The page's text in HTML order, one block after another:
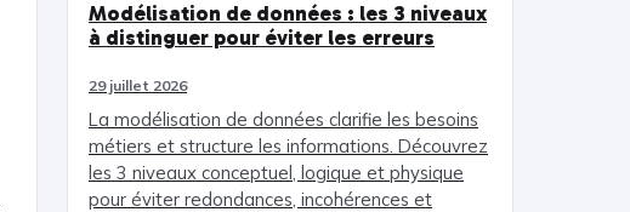
Modélisation de données : les 3 niveaux
à distinguer pour éviter les erreurs
29 juillet 2026
La modélisation de données clarifie les besoins
métiers et structure les informations. Découvrez
les 3 niveaux conceptuel, logique et physique
pour éviter redondances, incohérences et